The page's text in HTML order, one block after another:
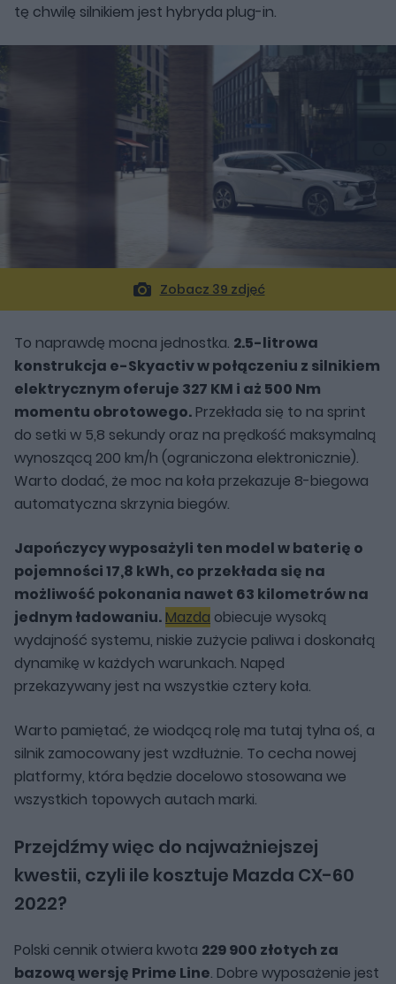
tę chwilę silnikiem jest hybryda plug-in.
Zobacz 39 zdjęć
To naprawdę mocna jednostka. 2.5-litrowa
konstrukcja e-Skyactiv w połączeniu z silnikiem
elektrycznym oferuje 327 KM i aż 500 Nm
momentu obrotowego. Przekłada się to na sprint
do setki w 5,8 sekundy oraz na prędkość maksymalną
wynoszącą 200 km/h (ograniczona elektronicznie).
Warto dodać, że moc na koła przekazuje 8-biegowa
automatyczna skrzynia biegów.
Japończycy wyposażyli ten model w baterię o
pojemności 17,8 kWh, co przekłada się na
możliwość pokonania nawet 63 kilometrów na
jednym ładowaniu. Mazda obiecuje wysoką
wydajność systemu, niskie zużycie paliwa i doskonałą
dynamikę w każdych warunkach. Napęd
przekazywany jest na wszystkie cztery koła.
Warto pamiętać, że wiodącą rolę ma tutaj tylna oś, a
silnik zamocowany jest wzdłużnie. To cecha nowej
platformy, która będzie docelowo stosowana we
wszystkich topowych autach marki.
Przejdźmy więc do najważniejszej
kwestii, czyli ile kosztuje Mazda CX-60
2022?
Polski cennik otwiera kwota 229 900 złotych za
bazową wersję Prime Line. Dobre wyposażenie jest